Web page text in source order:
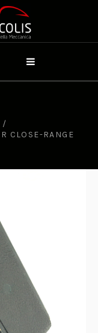
/
CLOSE-RANGE